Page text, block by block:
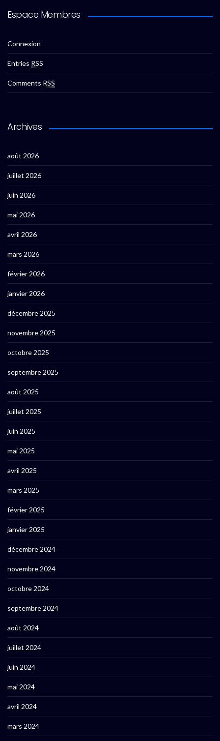
Espace Membres
Connexion
Entries RSS
Comments RSS
Archives
août 2026
juillet 2026
juin 2026
mai 2026
avril 2026
mars 2026
février 2026
janvier 2026
décembre 2025
novembre 2025
octobre 2025
septembre 2025
août 2025
juillet 2025
juin 2025
mai 2025
avril 2025
mars 2025
février 2025
janvier 2025
décembre 2024
novembre 2024
octobre 2024
septembre 2024
août 2024
juillet 2024
juin 2024
mai 2024
avril 2024
mars 2024